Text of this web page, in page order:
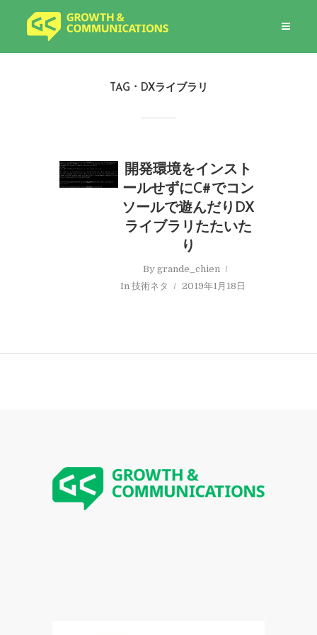
TAG DXライブラリ
開発環境をインスト
ールせずにC#でコン
ソールで遊んだりDX
ライブラリたたいた
り
By grande_chien
In 技術ネタ 2019年1月18日